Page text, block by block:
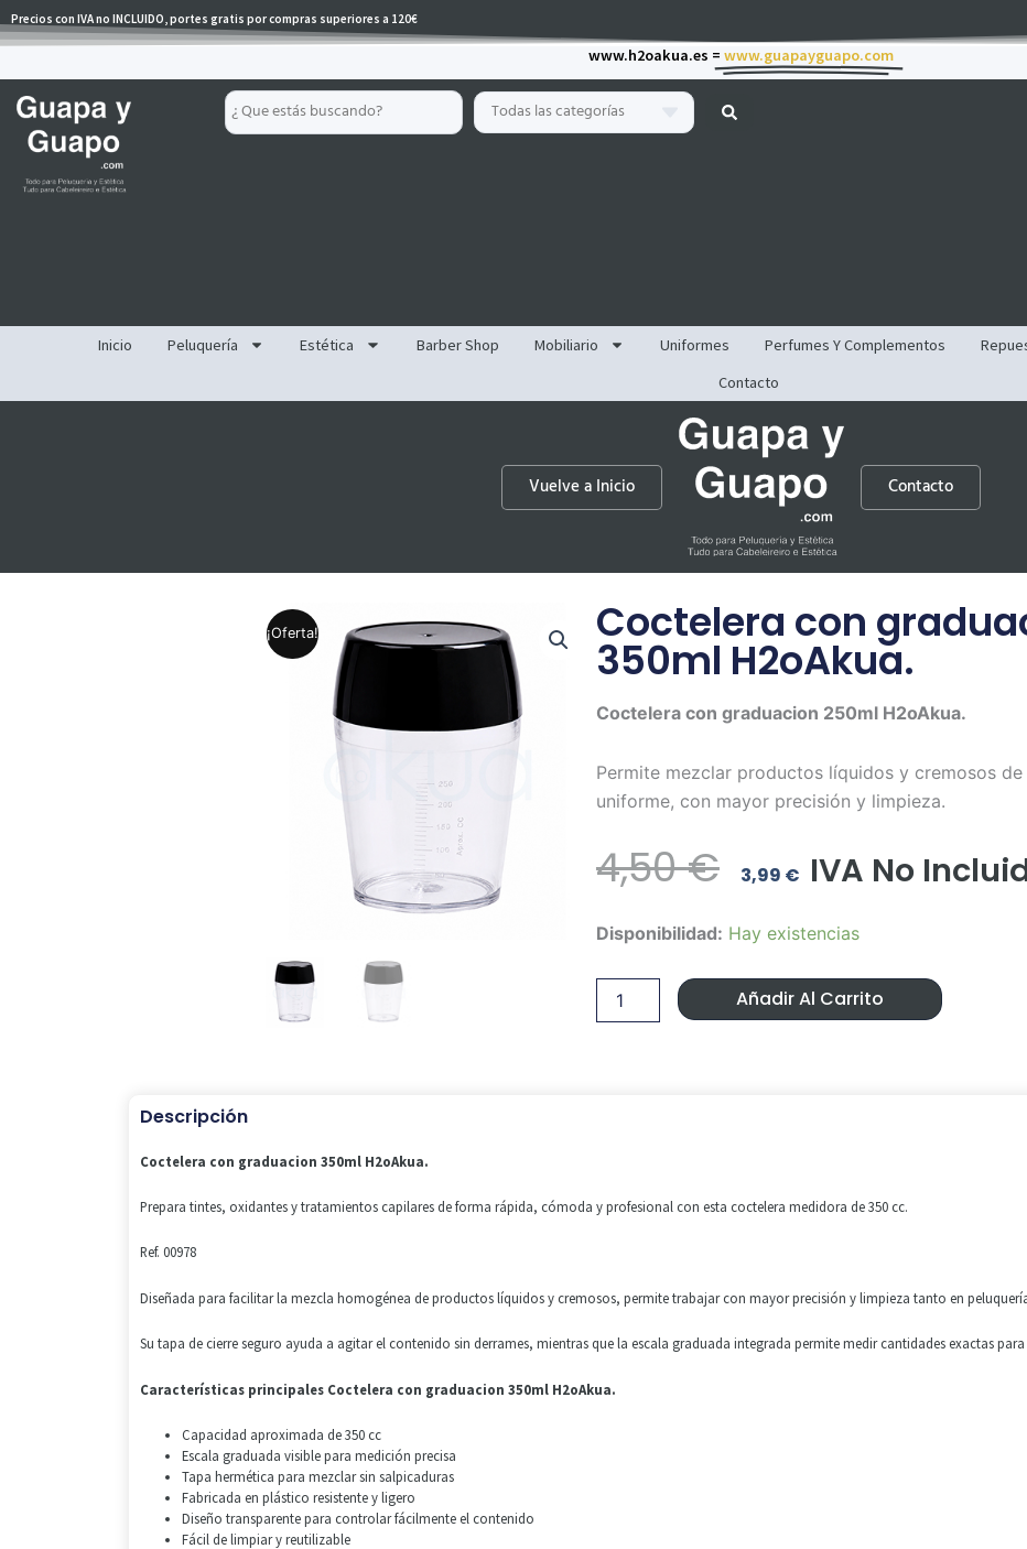
al
Precios con IVA no INCLUIDO, portes gratis por compras superiores a 120€
www.h2oakua.es = www.guapayguapo.com
Search
...
Todas las categorías
Inicio Peluquería Estética Barber Shop Mobiliario Uniformes Perfumes Y Complementos
Contacto
Vuelve a Inicio Contacto
¡Oferta! Coctelera con
350ml H2oAkua.
Coctelera con graduacion 250ml H2oAkua.
Permite mezclar productos líquidos y cremosos
uniforme, con mayor precisión y limpieza.
4,50€ El
Original
Era:
4,50 €.
3,99 €El
Actual
Es:
3,99 €.
IVA No
Disponibilidad: Hay existencias
Coctelera
350ml
Añadir Al Carrito
Descripción
Coctelera con graduacion 350ml H2oAkua.
Prepara tintes, oxidantes y tratamientos capilares de forma rápida, cómoda y profesional con esta coctelera medidora de 350 cc.
Ref. 00978
Diseñada para facilitar la mezcla homogénea de productos líquidos y cremosos, permite trabajar con mayor precisión y limpieza tanto en
Su tapa de cierre seguro ayuda a agitar el contenido sin derrames, mientras que la escala graduada integrada permite medir cantidades exactas
Características principales Coctelera con graduacion 350ml H2oAkua.
Capacidad aproximada de 350 cc
Escala graduada visible para medición precisa
Tapa hermética para mezclar sin salpicaduras
Fabricada en plástico resistente y ligero
Diseño transparente para controlar fácilmente el contenido
Fácil de limpiar y reutilizable